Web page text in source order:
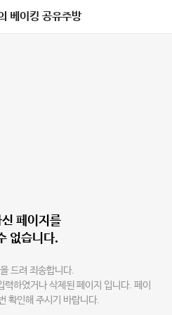
베이킹 공유주방
페이지를
없습니다.
드려 죄송합니다.
하였거나 삭제된 페이지 입니다. 페이
확인해 주시기 바랍니다.